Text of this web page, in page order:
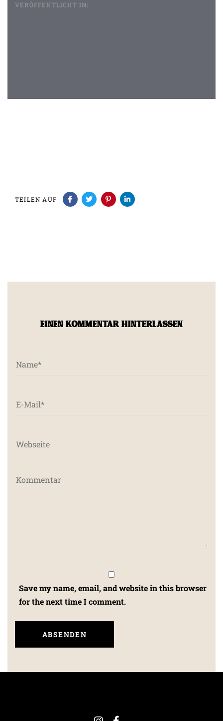
VERÖFFENTLICHT IN:
TEILEN AUF
EINEN KOMMENTAR HINTERLASSEN
Save my name, email, and website in this browser
for the next time I comment.